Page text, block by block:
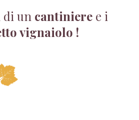
di un cantiniere e i
vignaiolo !